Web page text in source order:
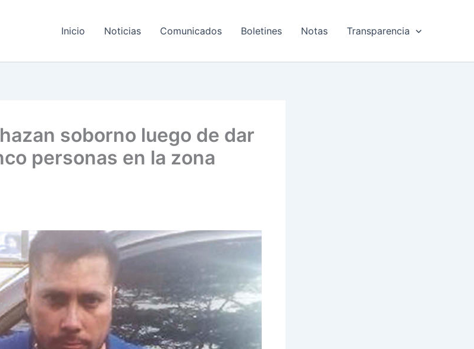
Inicio Noticias Comunicados Boletines Notas Transparencia
soborno luego de dar
personas en la zona